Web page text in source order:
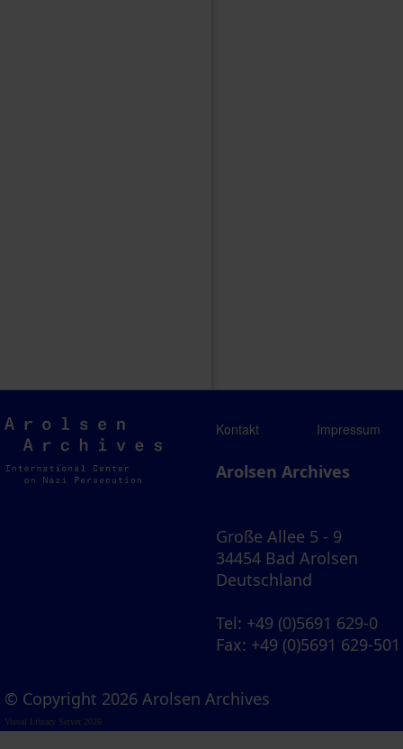
Arolsen
Archives
Kontakt Impressum
Arolsen Archives
Große Allee 5 - 9
34454 Bad Arolsen
Deutschland
Tel: +49 (0)5691 629-0
Fax: +49 (0)5691 629-501
© Copyright 2026 Arolsen Archives
Visual Library Server 2026